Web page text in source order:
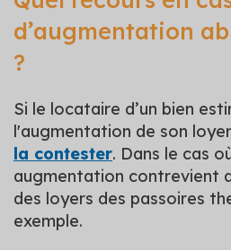
d’augmentation
?
Si le locataire d’un bien
l'augmentation de son
la contester. Dans le cas
augmentation contrevient
des loyers des passoires
exemple.